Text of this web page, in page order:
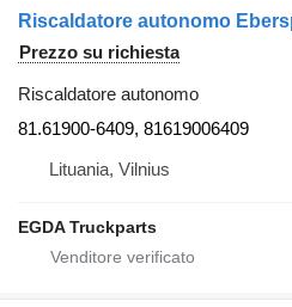
Prezzo su richiesta
Riscaldatore autonomo
81.61900-6409, 81619006409
Lituania, Vilnius
EGDA Truckparts